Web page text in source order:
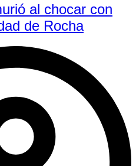
al chocar con
de Rocha